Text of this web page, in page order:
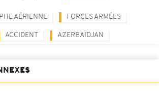
AÉRIENNE FORCES ARMÉES
ACCIDENT AZERBAÏDJAN